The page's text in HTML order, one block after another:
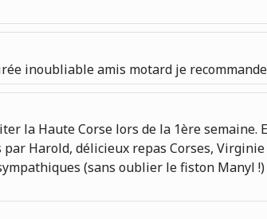
inoubliable amis motard je
la Haute Corse lors de la 1ère semaine.
Harold, délicieux repas Corses,
(sans oublier le fiston Manyl !)